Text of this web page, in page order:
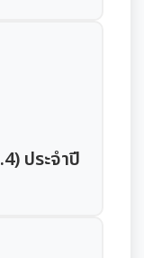
มจริยธรรม
ของอปท.
ภาวะ
รดำเนินงานตาม
าย No Gift
ชน์อื่นใดโดย
ริมคุณธรรมและ
จัดซื้อ/จ้าง
อปท. (LPA)
ประจำปี